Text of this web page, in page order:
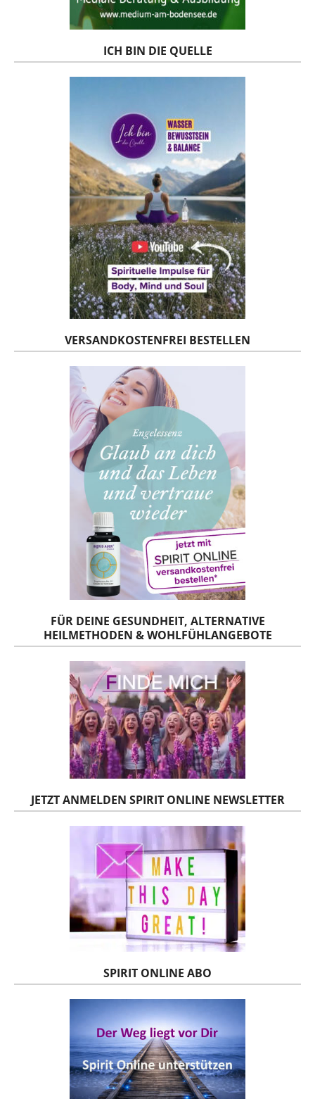
ICH BIN DIE QUELLE
VERSANDKOSTENFREI BESTELLEN
FÜR DEINE GESUNDHEIT, ALTERNATIVE
HEILMETHODEN & WOHLFÜHLANGEBOTE
JETZT ANMELDEN SPIRIT ONLINE NEWSLETTER
SPIRIT ONLINE ABO